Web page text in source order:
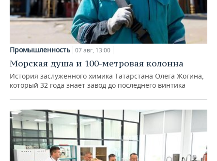
Промышленность 07 авг, 13:00
Морская душа и 100-метровая колонна
История заслуженного химика Татарстана Олега Жогина,
который 32 года знает завод до последнего винтика